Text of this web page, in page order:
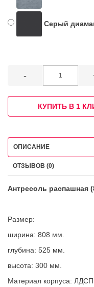
Серый
-
КУПИТЬ В 1
ОПИСАНИЕ
ОТЗЫВОВ (0)
Антресоль распашная
Размер:
ширина: 808 мм.
глубина: 525 мм.
высота: 300 мм.
Материал корпуса: ЛДСП